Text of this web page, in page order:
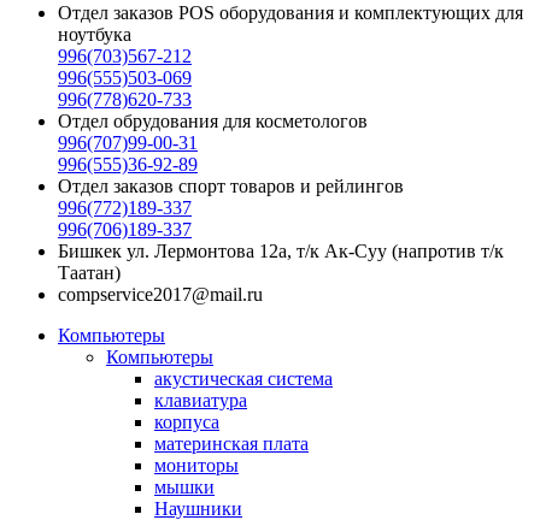
Отдел заказов POS оборудования и комплектующих для
ноутбука
996(703)567-212
996(555)503-069
996(778)620-733
Отдел обрудования для косметологов
996(707)99-00-31
996(555)36-92-89
Отдел заказов спорт товаров и рейлингов
996(772)189-337
996(706)189-337
Бишкек ул. Лермонтова 12а, т/к Ак-Суу (напротив т/к
Таатан)
compservice2017@mail.ru
Компьютеры
Компьютеры
акустическая система
клавиатура
корпуса
материнская плата
мониторы
мышки
Наушники